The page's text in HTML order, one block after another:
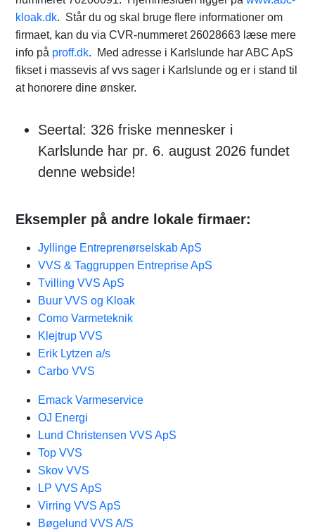
kloak.dk. Står du og skal bruge flere informationer om
firmaet, kan du via CVR-nummeret 26028663 læse mere
info på proff.dk. Med adresse i Karlslunde har ABC ApS
fikset i massevis af vvs sager i Karlslunde og er i stand til
at honorere dine ønsker.
Seertal: 326 friske mennesker i
Karlslunde har pr. 6. august 2026 fundet
denne webside!
Eksempler på andre lokale firmaer:
Jyllinge Entreprenørselskab ApS
VVS & Taggruppen Entreprise ApS
Tvilling VVS ApS
Buur VVS og Kloak
Como Varmeteknik
Klejtrup VVS
Erik Lytzen a/s
Carbo VVS
Emack Varmeservice
OJ Energi
Lund Christensen VVS ApS
Top VVS
Skov VVS
LP VVS ApS
Virring VVS ApS
Bøgelund VVS A/S